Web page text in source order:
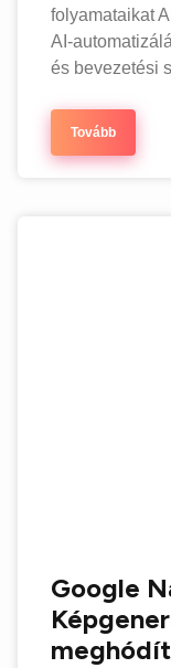
folyamataikat
AI-
és bevezetési
Tovább
Google